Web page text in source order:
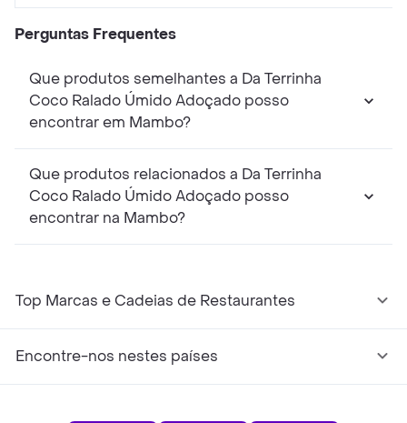
Perguntas Frequentes
Que produtos semelhantes a Da Terrinha
Coco Ralado Úmido Adoçado posso
encontrar em Mambo?
Que produtos relacionados a Da Terrinha
Coco Ralado Úmido Adoçado posso
encontrar na Mambo?
Top Marcas e Cadeias de Restaurantes
Encontre-nos nestes países